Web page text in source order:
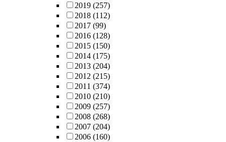
2019 (257)
2018 (112)
2017 (99)
2016 (128)
2015 (150)
2014 (175)
2013 (204)
2012 (215)
2011 (374)
2010 (210)
2009 (257)
2008 (268)
2007 (204)
2006 (160)